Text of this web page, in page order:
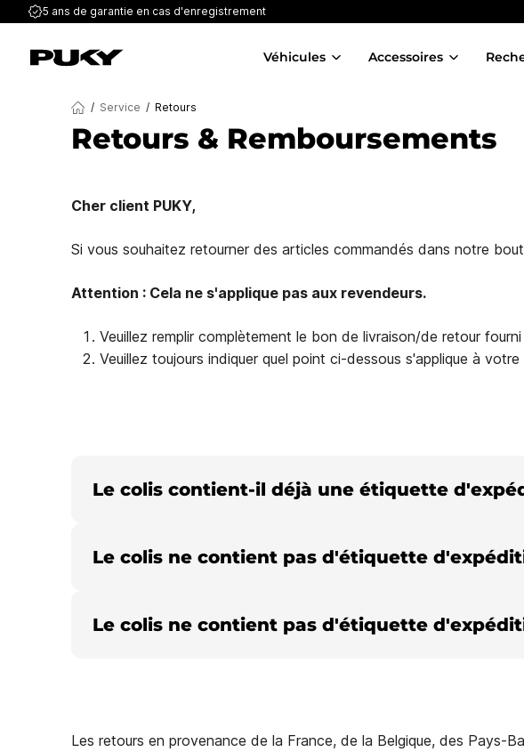
5 ans de garantie en cas d'enregistrement
Véhicules Accessoires
/ Service / Retours
Retours & Remboursements
Cher client PUKY,
Si vous souhaitez retourner des articles commandés dans notre
Attention : Cela ne s'applique pas aux revendeurs.
Veuillez remplir complètement le bon de livraison/de retour
Veuillez toujours indiquer quel point ci-dessous s'applique à votre
Le colis contient-il déjà une étiquette
Le colis ne contient pas d'étiquette
Le colis ne contient pas d'étiquette
Les retours en provenance de la France, de la Belgique, des Pays-